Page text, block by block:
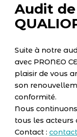
Audit
Suite à notre
avec PRONEO
plaisir de vous
son
conformité.
Nous
tous les acteurs
Contact :